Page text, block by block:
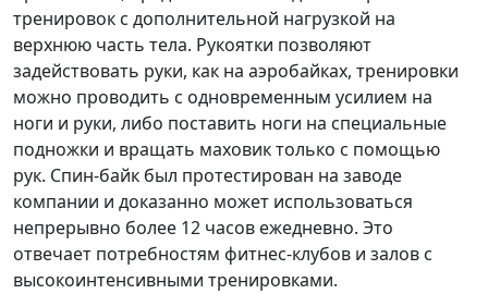
тренировок с дополнительной нагрузкой на
верхнюю часть тела. Рукоятки позволяют
задействовать руки, как на аэробайках, тренировки
можно проводить с одновременным усилием на
ноги и руки, либо поставить ноги на специальные
подножки и вращать маховик только с помощью
рук. Спин-байк был протестирован на заводе
компании и доказанно может использоваться
непрерывно более 12 часов ежедневно. Это
отвечает потребностям фитнес-клубов и залов с
высокоинтенсивными тренировками.